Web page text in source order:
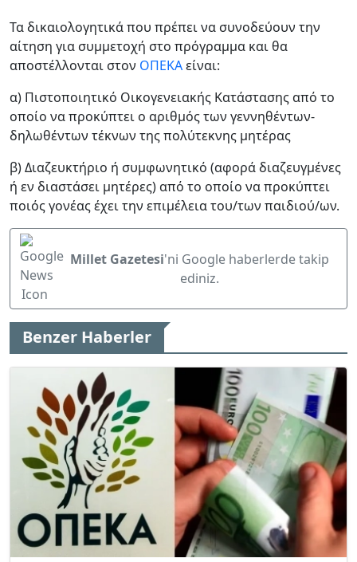
Τα δικαιολογητικά που πρέπει να συνοδεύουν την
αίτηση για συμμετοχή στο πρόγραμμα και θα
αποστέλλονται στον ΟΠΕΚΑείναι:
α) Πιστοποιητικό Οικογενειακής Κατάστασης από το
οποίο να προκύπτει ο αριθμός των γεννηθέντων-
δηλωθέντων τέκνων της πολύτεκνης μητέρας
β) Διαζευκτήριο ή συμφωνητικό (αφορά διαζευγμένες
ή εν διαστάσει μητέρες) από το οποίο να προκύπτει
ποιός γονέας έχει την επιμέλεια του/των παιδιού/ων.
Millet Gazetesi'ni Google haberlerde takip
ediniz.
Benzer Haberler